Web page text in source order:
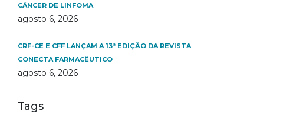
CÂNCER DE LINFOMA
agosto 6, 2026
CRF-CE E CFF LANÇAM A 13ª EDIÇÃO DA REVISTA
CONECTA FARMACÊUTICO
agosto 6, 2026
Tags